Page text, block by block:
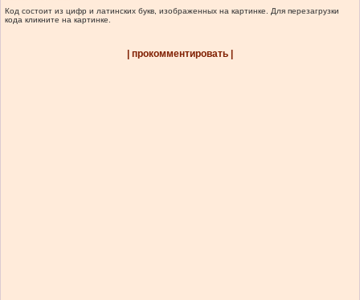
Код состоит из цифр и латинских букв, изображенных на картинке. Для перезагрузки
кода кликните на картинке.
| прокомментировать |